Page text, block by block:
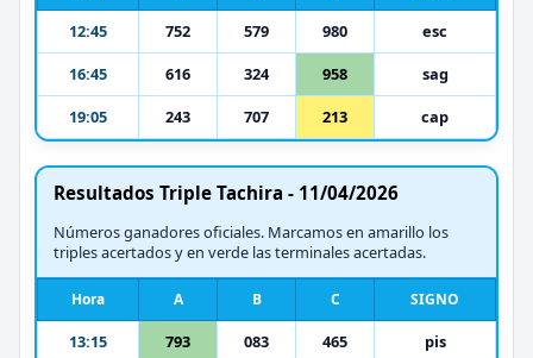
12:45 752 579 980
esc
16:45
616 324 958
sag
19:05
243 707 213 cap
Resultados Triple Tachira - 11/04/2026
Números ganadores oficiales. Marcamos en amarillo los
triples acertados y en verde las terminales acertadas.
Hora A B C SIGNO
13:15 793 083 465
pis